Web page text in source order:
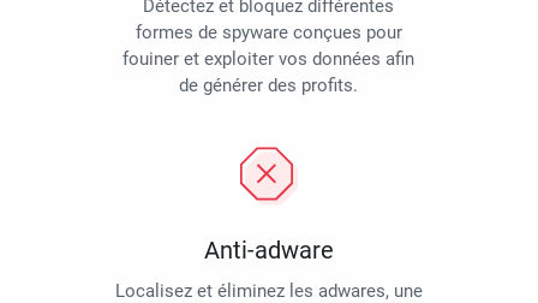
Détectez et bloquez différentes
formes de spyware conçues pour
fouiner et exploiter vos données afin
de générer des profits.
Anti-adware
Localisez et éliminez les adwares, une